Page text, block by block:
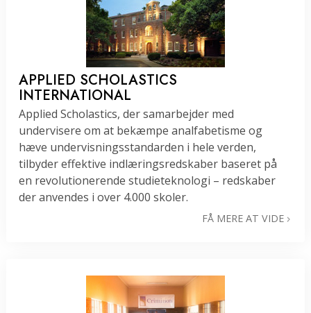
APPLIED SCHOLASTICS
INTERNATIONAL
Applied Scholastics, der samarbejder med
undervisere om at bekæmpe analfabetisme og
hæve undervisningsstandarden i hele verden,
tilbyder effektive indlæringsredskaber baseret på
en revolutionerende studieteknologi – redskaber
der anvendes i over 4.000 skoler.
FÅ MERE AT VIDE